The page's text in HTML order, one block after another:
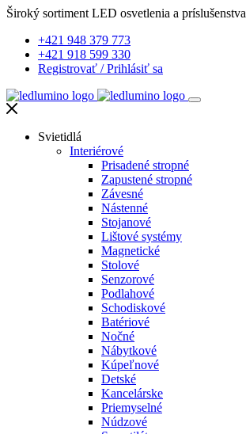
Široký sortiment LED osvetlenia a príslušenstva
+421 948 379 773
+421 918 599 330
Registrovať /Prihlásiť sa
Svietidlá
Interiérové
Prisadené stropné
Zapustené stropné
Závesné
Nástenné
Stojanové
Lištové systémy
Magnetické
Stolové
Senzorové
Podlahové
Schodiskové
Batériové
Nočné
Nábytkové
Kúpeľnové
Detské
Kancelárske
Priemyselné
Núdzové